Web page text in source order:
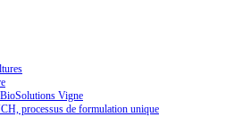
Vigne
processus de formulation unique